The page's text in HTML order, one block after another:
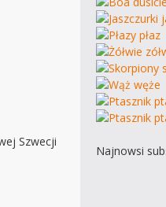
Szwecji
Najnowsi